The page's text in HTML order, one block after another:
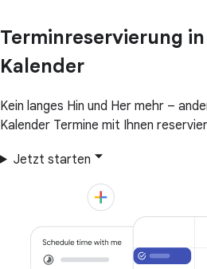
Terminreservierung
Kalender
Kein langes Hin und Her mehr –
Kalender Termine mit Ihnen
Jetzt starten